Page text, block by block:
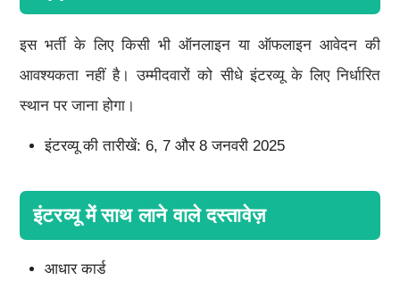
इस भर्ती के लिए किसी भी ऑनलाइन या ऑफलाइन आवेदन की
आवश्यकता नहीं है। उम्मीदवारों को सीधे इंटरव्यू के लिए निर्धारित
स्थान पर जाना होगा।
इंटरव्यू की तारीखें: 6, 7 और 8 जनवरी 2025
इंटरव्यू में साथ लाने वाले दस्तावेज़
आधार कार्ड